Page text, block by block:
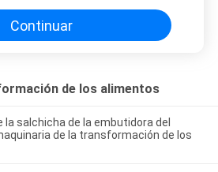
Continuar
de los alimentos
salchicha de la embutidora del
de la transformación de los